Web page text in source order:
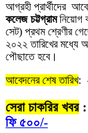
আগ্রহী প্রার্থীদের
কলেজ চট্টগ্রামনিয়োগ
সেট) প্রথম শ্রেণীর
২০২২ তারিখের মধ্যে
পৌছাতে হবে।
আবেদনের শেষ তারিখ:
সেরা চাকরির খবর:
ফি ৫০০/-